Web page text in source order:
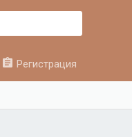
Регистрация